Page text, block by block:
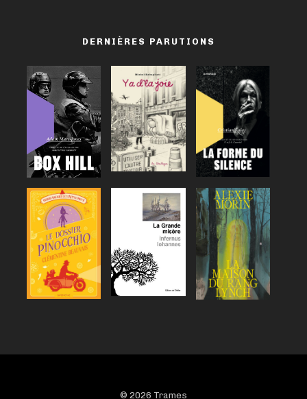
DERNIÈRES PARUTIONS
© 2026 Trames